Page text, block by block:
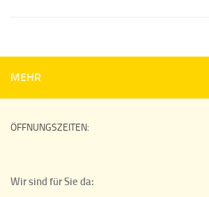
MEHR
ÖFFNUNGSZEITEN:
Wir sind für Sie da: